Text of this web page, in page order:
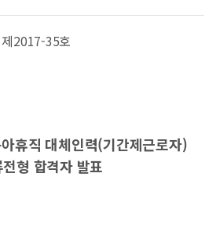
2017-35호
휴직 대체인력(기간제근로자)
형 합격자 발표